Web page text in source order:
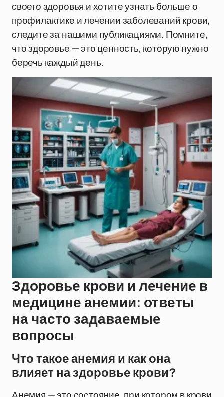
своего здоровья и хотите узнать больше о
профилактике и лечении заболеваний крови,
следите за нашими публикациями. Помните,
что здоровье — это ценность, которую нужно
беречь каждый день.
Здоровье крови и лечение в
медицине анемии: ответы
на часто задаваемые
вопросы
Что такое анемия и как она
влияет на здоровье крови?